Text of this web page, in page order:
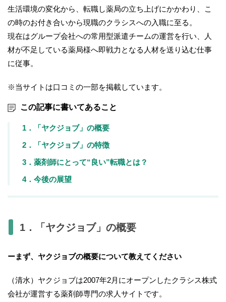
生活環境の変化から、転職し薬局の立ち上げにかかわり、こ
の時のお付き合いから現職のクラシスへの入職に至る。
現在はグループ会社への常用型派遣チームの運営を行い、人
材が不足している薬局様へ即戦力となる人材を送り込む仕事
に従事。
※当サイトは口コミの一部を掲載しています。
この記事に書いてあること
1．「ヤクジョブ」の概要
2．「ヤクジョブ」の特徴
3．薬剤師にとって“良い”転職とは？
4．今後の展望
1．「ヤクジョブ」の概要
ーまず、ヤクジョブの概要について教えてください
（清水）ヤクジョブは2007年2月にオープンしたクラシス株式
会社が運営する薬剤師専門の求人サイトです。